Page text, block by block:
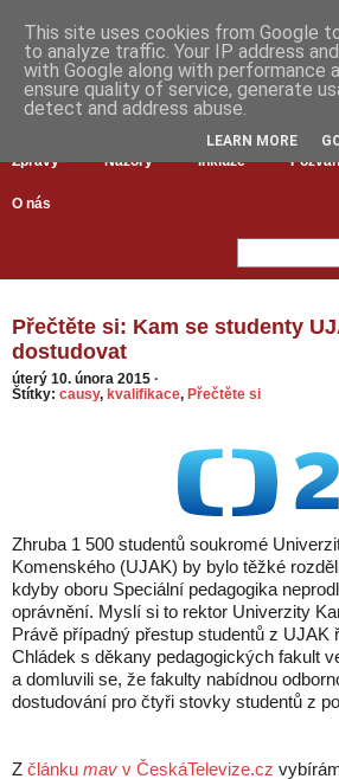
Zprávy Názory Inkluze
O nás
Přečtěte si: Kam se studenty
dostudovat
úterý 10. února 2015 ·
Štítky: causy, kvalifikace, Přečtěte si
Zhruba 1 500 studentů soukromé
Komenského (UJAK) by bylo těžké
kdyby oboru Speciální pedagogika
oprávnění. Myslí si to rektor Univerzity
Právě případný přestup studentů z
Chládek s děkany pedagogických fakult
a domluvili se, že fakulty nabídnou
dostudování pro čtyři stovky studentů z
Z článku mav v ČeskáTelevize.cz
This site uses cookies from Google
to analyze traffic. Your IP address
with Google along with performance
ensure quality of service, generate
detect and address abuse.
LEARN MORE